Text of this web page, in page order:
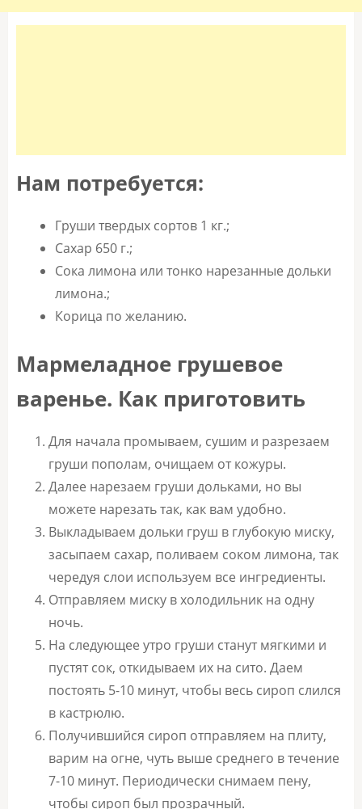
Нам потребуется:
Груши твердых сортов 1 кг.;
Сахар 650 г.;
Сока лимона или тонко нарезанные дольки
лимона.;
Корица по желанию.
Мармеладное грушевое
варенье. Как приготовить
Для начала промываем, сушим и разрезаем
груши пополам, очищаем от кожуры.
Далее нарезаем груши дольками, но вы
можете нарезать так, как вам удобно.
Выкладываем дольки груш в глубокую миску,
засыпаем сахар, поливаем соком лимона, так
чередуя слои используем все ингредиенты.
Отправляем миску в холодильник на одну
ночь.
На следующее утро груши станут мягкими и
пустят сок, откидываем их на сито. Даем
постоять 5-10 минут, чтобы весь сироп слился
в кастрюлю.
Получившийся сироп отправляем на плиту,
варим на огне, чуть выше среднего в течение
7-10 минут. Периодически снимаем пену,
чтобы сироп был прозрачный.